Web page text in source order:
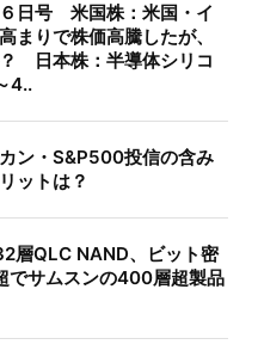
日号 米国株：米国・イ
まりで株価高騰したが、
日本株：半導体シリコ
4..
ン・S&P500投信の含み
ットは？
層QLC NAND、ビット密
でサムスンの400層超製品